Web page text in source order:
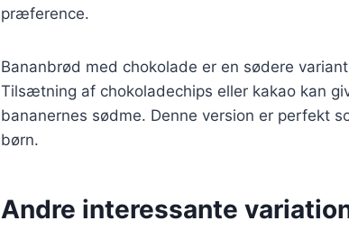
præference.
Bananbrød med chokolade er en sødere
Tilsætning af chokoladechips eller kakao kan
bananernes sødme. Denne version er perfekt
børn.
Andre interessante